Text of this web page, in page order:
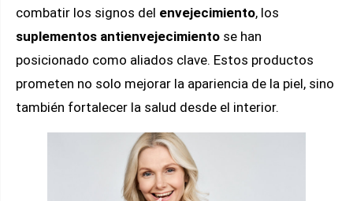
combatir los signos del envejecimiento, los
suplementos antienvejecimiento se han
posicionado como aliados clave. Estos productos
prometen no solo mejorar la apariencia de la piel, sino
también fortalecer la salud desde el interior.